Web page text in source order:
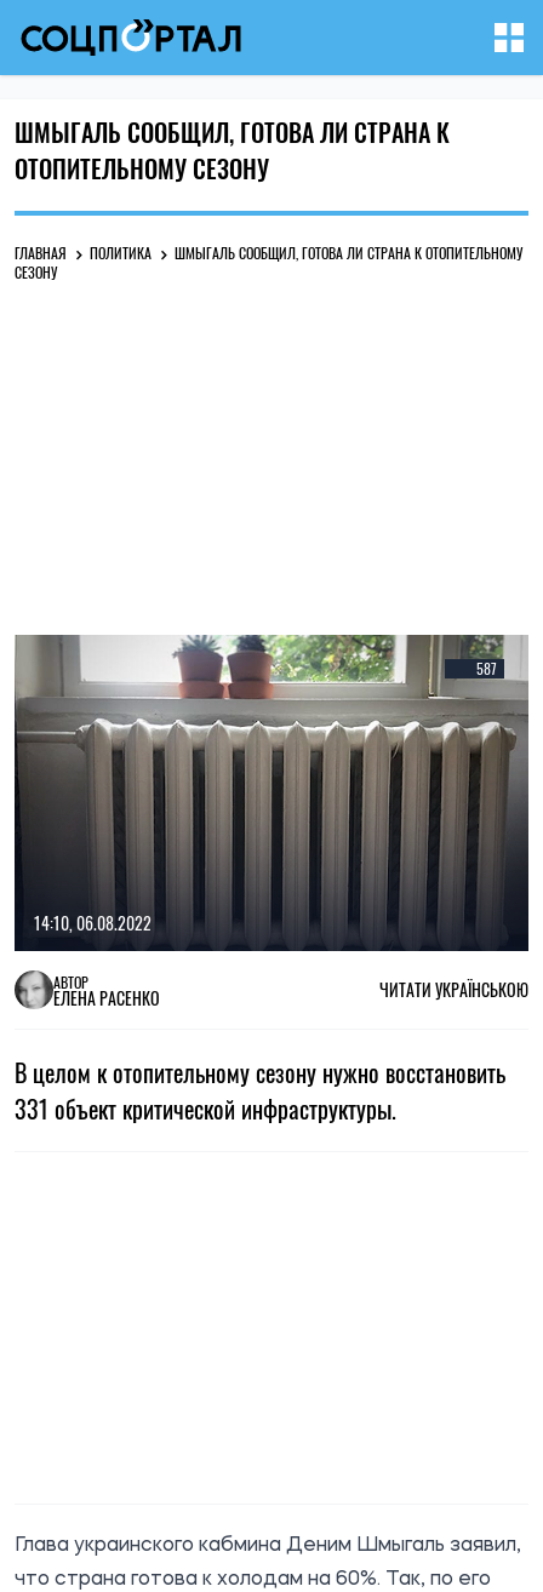
ШМЫГАЛЬ СООБЩИЛ, ГОТОВА ЛИ СТРАНА К
ОТОПИТЕЛЬНОМУ СЕЗОНУ
ГЛАВНАЯ ПОЛИТИКА
ШМЫГАЛЬ СООБЩИЛ, ГОТОВА ЛИ СТРАНА К ОТОПИТЕЛЬНОМУ
СЕЗОНУ
587
14:10, 06.08.2022
АВТОР
ЕЛЕНА РАСЕНКО ЧИТАТИ УКРАЇНСЬКОЮ
В целом к отопительному сезону нужно восстановить
331 объект критической инфраструктуры.
Глава украинского кабмина Деним Шмыгаль заявил,
что страна готова к холодам на 60%. Так, по его